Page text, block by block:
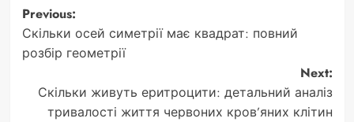
Post
navigation
Previous:
Скільки осей симетрії має квадрат: повний
розбір геометрії
Next:
Скільки живуть еритроцити: детальний аналіз
тривалості життя червоних кров’яних клітин